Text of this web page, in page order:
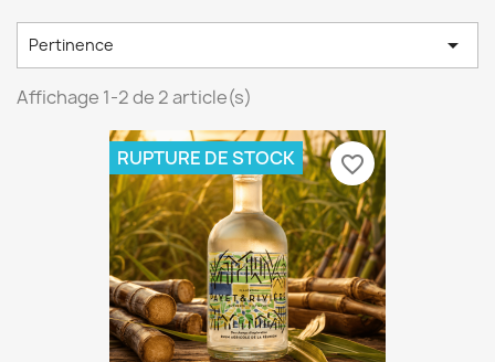
Pertinence 
Affichage 1-2 de 2 article(s)
RUPTURE DE STOCK favorite_border